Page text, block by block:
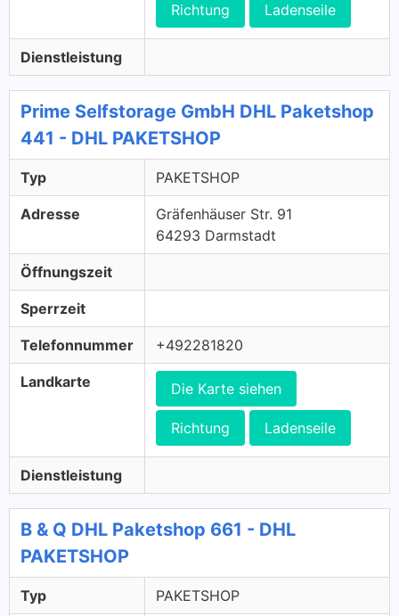
Richtung Ladenseile
Dienstleistung
Prime Selfstorage GmbH DHL Paketshop
441 - DHL PAKETSHOP
Typ PAKETSHOP
Adresse
Gräfenhäuser Str. 91
64293 Darmstadt
Öffnungszeit
Sperrzeit
Telefonnummer +492281820
Landkarte Die Karte siehen
Richtung Ladenseile
Dienstleistung
B & Q DHL Paketshop 661 - DHL
PAKETSHOP
Typ PAKETSHOP